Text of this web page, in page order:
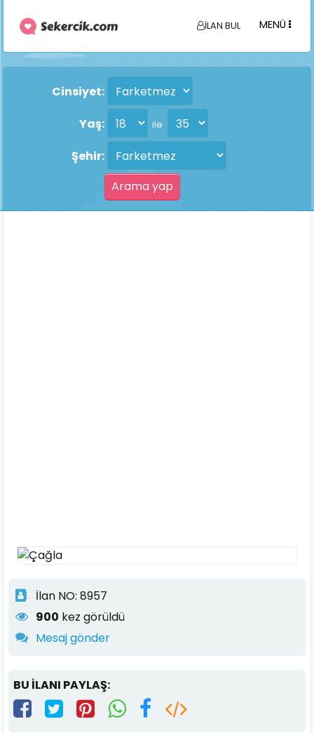
İLAN BUL MENÜ
Cinsiyet:
Yaş:
ile
Şehir:
İlan NO: 8957
900 kez görüldü
Mesaj gönder
BU İLANI PAYLAŞ: